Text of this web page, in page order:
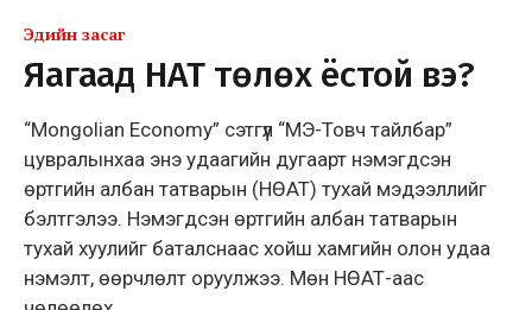
Эдийн засаг
Яагаад НӨАТ төлөх ёстой вэ?
“Mongolian Economy” сэтгүүл “МЭ-Товч тайлбар”
цувралынхаа энэ удаагийн дугаарт нэмэгдсэн
өртгийн албан татварын (НӨАТ) тухай мэдээллийг
бэлтгэлээ. Нэмэгдсэн өртгийн албан татварын
тухай хуулийг баталснаас хойш хамгийн олон удаа
нэмэлт, өөрчлөлт оруулжээ. Мөн НӨАТ-аас